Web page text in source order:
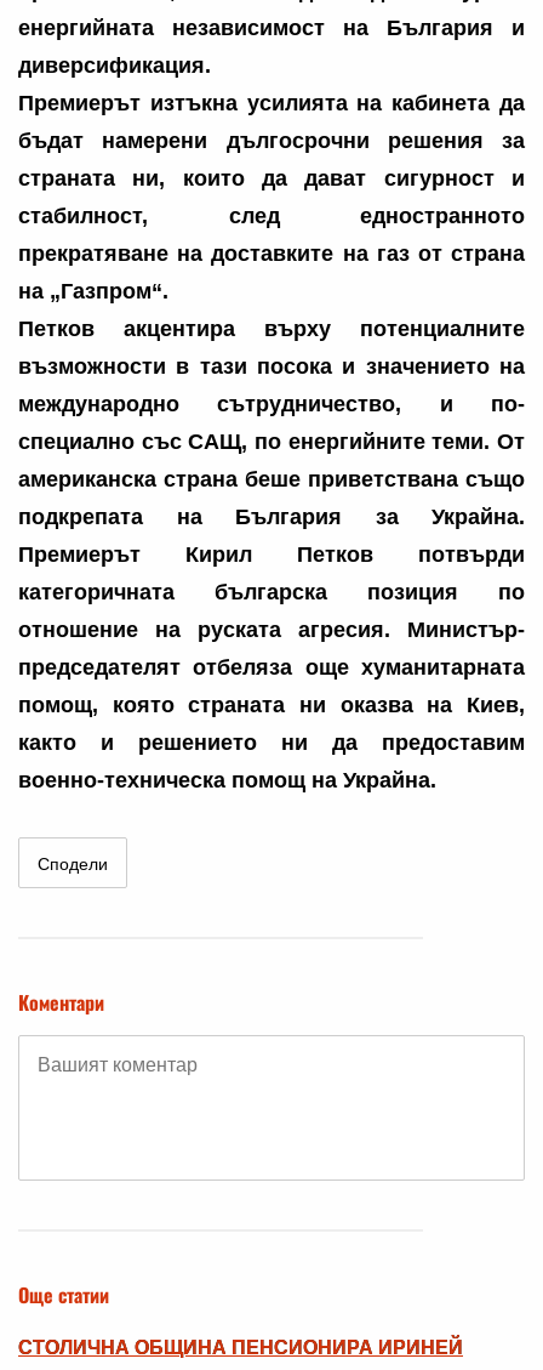
енергийната независимост на България и
диверсификация.
Премиерът изтъкна усилията на кабинета да
бъдат намерени дългосрочни решения за
страната ни, които да дават сигурност и
стабилност, след едностранното
прекратяване на доставките на газ от страна
на „Газпром“.
Петков акцентира върху потенциалните
възможности в тази посока и значението на
международно сътрудничество, и по-
специално със САЩ, по енергийните теми. От
американска страна беше приветствана също
подкрепата на България за Украйна.
Премиерът Кирил Петков потвърди
категоричната българска позиция по
отношение на руската агресия. Министър-
председателят отбеляза още хуманитарната
помощ, която страната ни оказва на Киев,
както и решението ни да предоставим
военно-техническа помощ на Украйна.
Сподели
Коментари
Още статии
СТОЛИЧНА ОБЩИНА ПЕНСИОНИРА ИРИНЕЙ